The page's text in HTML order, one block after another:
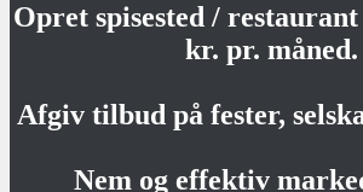
Opret spisested /
kr. pr. måned.
Afgiv tilbud på fester,
Nem og effektiv